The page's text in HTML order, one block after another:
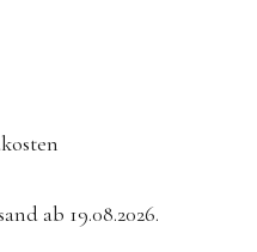
ab 19.08.2026.